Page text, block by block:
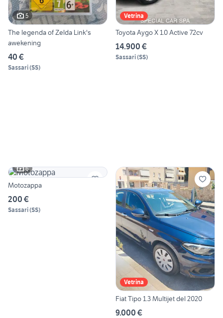
5
The legenda of Zelda Link's
awekening
40 €
Sassari(SS)
Vetrina
Toyota Aygo X 1.0 Active 72cv
14.900 €
Sassari(SS)
6
Motozappa
200 €
Sassari(SS)
Vetrina
Fiat Tipo 1.3 Multijet del 2020
9.000 €